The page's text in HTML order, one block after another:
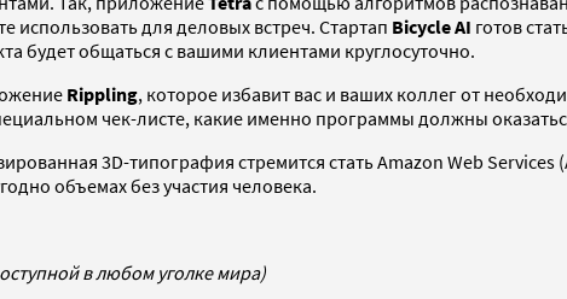
использовать для деловых встреч. Стартап Bicycle AI готов
будет общаться с вашими клиентами круглосуточно.
Rippling, которое избавит вас и ваших коллег от
чек-листе, какие именно программы должны
3D-типография стремится стать Amazon Web Services
объемах без участия человека.
в любом уголке мира)